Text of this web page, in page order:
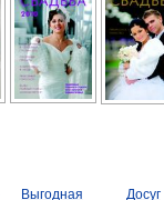
Выгодная
Досуг